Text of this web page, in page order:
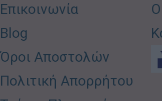
Επικοινωνία
Blog
Όροι Αποστολών
Πολιτική Απορρήτου